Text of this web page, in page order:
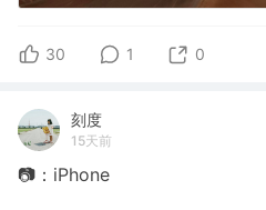
30 1 0
刻度
15天前
📷：iPhone